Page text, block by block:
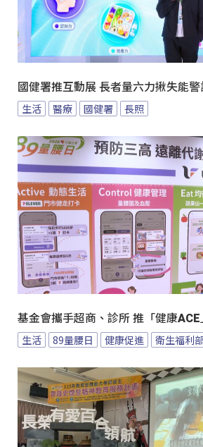
國健署推互動展 長者量六力揪失能警
生活 醫療 國健署 長照
基金會攜手超商、診所 推「健康
生活 89量腰日 健康促進 衛生福利